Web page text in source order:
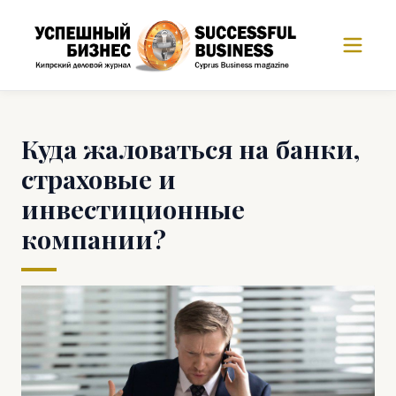
Куда жаловаться на банки,
страховые и
инвестиционные
компании?